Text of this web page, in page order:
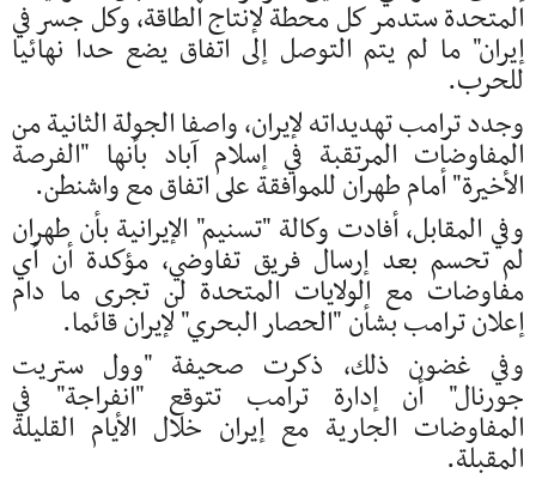
المتحدة ستدمر كل محطة لإنتاج الطاقة، وكل جسر في
إيران" ما لم يتم التوصل إلى اتفاق يضع حدا نهائيا
للحرب.
وجدد ترامب تهديداته لإيران، واصفا الجولة الثانية من
المفاوضات المرتقبة في إسلام آباد بأنها "الفرصة
الأخيرة" أمام طهران للموافقة على اتفاق مع واشنطن.
وفي المقابل، أفادت وكالة "تسنيم" الإيرانية بأن طهران
لم تحسم بعد إرسال فريق تفاوضي، مؤكدة أن أي
مفاوضات مع الولايات المتحدة لن تجرى ما دام
إعلان ترامب بشأن "الحصار البحري" لإيران قائما.
وفي غضون ذلك، ذكرت صحيفة "وول ستريت
جورنال" أن إدارة ترامب تتوقع "انفراجة" في
المفاوضات الجارية مع إيران خلال الأيام القليلة
المقبلة.